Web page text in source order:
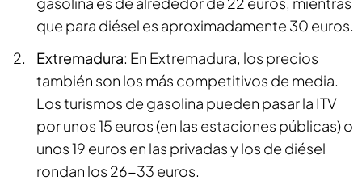
que para diésel es aproximadamente 30 euros.
Extremadura: En Extremadura, los precios
también son los más competitivos de media.
Los turismos de gasolina pueden pasar la ITV
por unos 15 euros (en las estaciones públicas) o
unos 19 euros en las privadas y los de diésel
rondan los 26-33 euros.